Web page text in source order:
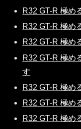
R32 GT-R 極め
R32 GT-R 極め
R32 GT-R 極め
R32 GT-R 極め
す
R32 GT-R 極め
R32 GT-R 極め
R32 GT-R 極め